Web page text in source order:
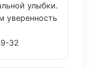
улыбки.
уверенность
32